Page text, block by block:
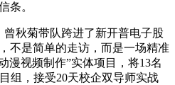
条。
曾秋菊带队跨进了新开普电子股
不是简单的走访，而是一场精准
视频制作”实体项目，将13名
组，接受20天校企双导师实战